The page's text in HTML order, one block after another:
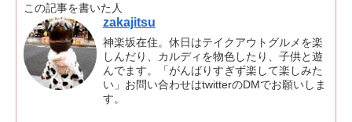
この記事を書いた人
zakajitsu
神楽坂在住。休日はテイクアウトグルメを楽
しんだり、カルディを物色したり、子供と遊
んでます。「がんばりすぎず楽して楽しみた
い」お問い合わせはtwitterのDMでお願いしま
す。